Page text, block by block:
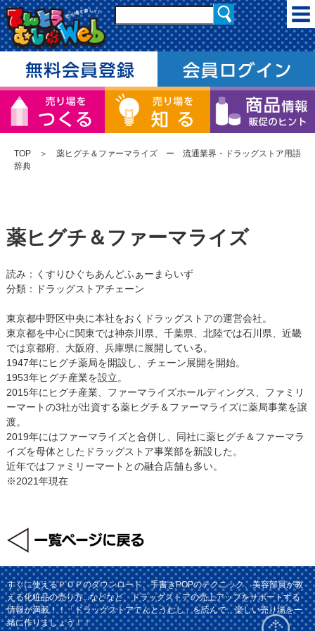
TOP ＞ 薬ヒグチ＆ファーマライズ ー 流通業界・ドラッグストア用語
辞典
薬ヒグチ＆ファーマライズ
読み：くすりひぐちあんどふぁーまらいず
分類：ドラッグストアチェーン
東京都中野区中央に本社をおくドラッグストアの運営会社。
東京都を中心に関東では神奈川県、千葉県、北陸では石川県、近畿
では京都府、大阪府、兵庫県に展開している。
1947年にヒグチ薬局を開設し、チェーン展開を開始。
1953年ヒグチ産業を設立。
2015年にヒグチ産業、ファーマライズホールディングス、ファミリ
ーマートの3社が出資する薬ヒグチ＆ファーマライズに薬局事業を譲
渡。
2019年にはファーマライズと合併し、同社に薬ヒグチ＆ファーマラ
イズを母体としたドラッグストア事業部を新設した。
近年ではファミリーマートとの融合店舗も多い。
※2021年現在
すぐに使えるＰＯＰのダウンロード、手書きPOPのテクニック、美容部員が教
える化粧品の売り方...などなど、ドラッグストアの売上アップをサポートする
情報が満載！！「ドラッグストアてんとうむし」を読んで、楽しい売り場を一
緒に作りましょう！！